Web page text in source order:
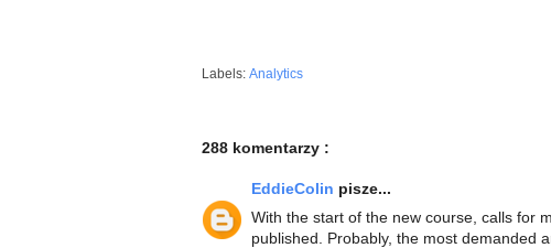
Labels: Analytics
288 komentarzy :
EddieColin pisze...
With the start of the new course, calls for
published. Probably, the most demanded